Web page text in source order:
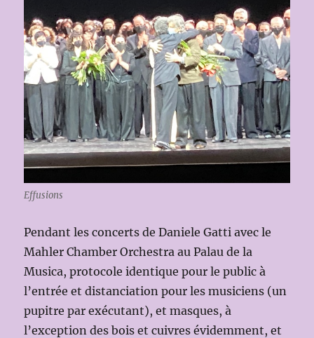
Effusions
Pendant les concerts de Daniele Gatti avec le
Mahler Chamber Orchestra au Palau de la
Musica, protocole identique pour le public à
l’entrée et distanciation pour les musiciens (un
pupitre par exécutant), et masques, à
l’exception des bois et cuivres évidemment, et